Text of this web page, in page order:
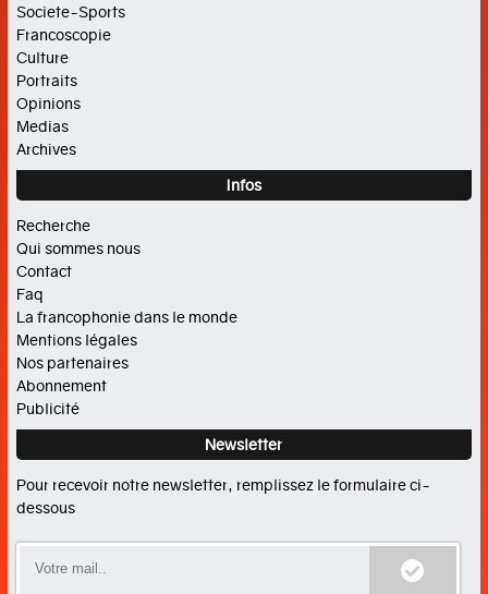
Arts
PORTRAITS
OPINIONS
Editorial
Tribune
MEDIAS
Vidéos
Photos
Societe-Sports
Francoscopie
Culture
Portraits
Opinions
Medias
Archives
Infos
Recherche
Qui sommes nous
Contact
Faq
La francophonie dans le monde
Mentions légales
Nos partenaires
Abonnement
Publicité
Newsletter
Pour recevoir notre newsletter, remplissez le formulaire ci-
dessous